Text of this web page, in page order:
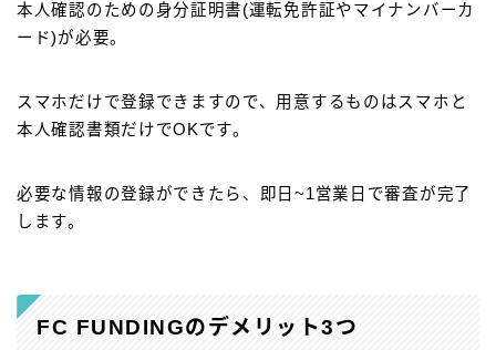
本人確認のための身分証明書(運転免許証やマイナンバーカ
ード)が必要。
スマホだけで登録できますので、用意するものはスマホと
本人確認書類だけでOKです。
必要な情報の登録ができたら、即日~1営業日で審査が完了
します。
FC FUNDINGのデメリット3つ